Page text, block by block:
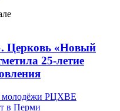
Церковь «Новый
25-летие